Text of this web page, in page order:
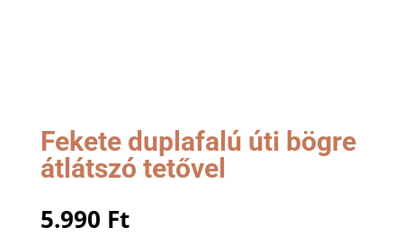
Fekete duplafalú úti bögre
átlátszó tetővel
5.990 Ft